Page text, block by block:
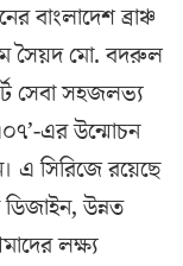
বাংলাদেশ ব্রাঞ্চ
সৈয়দ মো. বদরুল
সেবা সহজলভ্য
এর উন্মোচন
এ সিরিজে রয়েছে
ডিজাইন, উন্নত
লক্ষ্য